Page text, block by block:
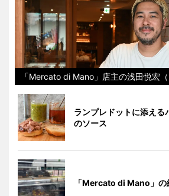
「Mercato di Mano」店主の浅田悦宏
ランプレドットに添える
のソース
「Mercato di Mano」の